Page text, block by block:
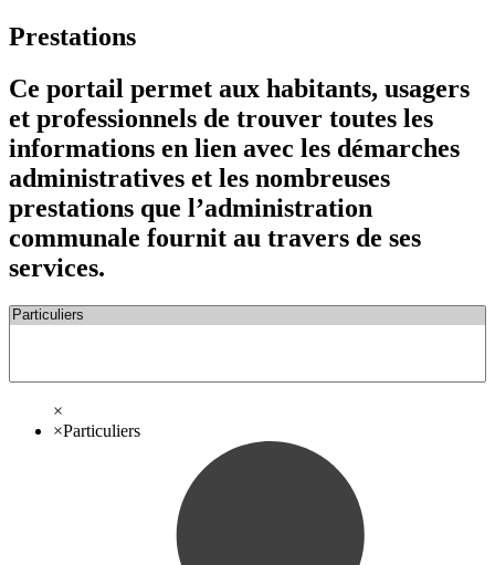
Prestations
Ce portail permet aux habitants, usagers
et professionnels de trouver toutes les
informations en lien avec les démarches
administratives et les nombreuses
prestations que l’administration
communale fournit au travers de ses
services.
×
×Particuliers